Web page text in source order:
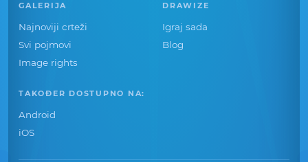
GALERIJA
Najnoviji crteži
Svi pojmovi
Image rights
DRAWIZE
Igraj sada
Blog
TAKOĐER DOSTUPNO NA:
Android
iOS